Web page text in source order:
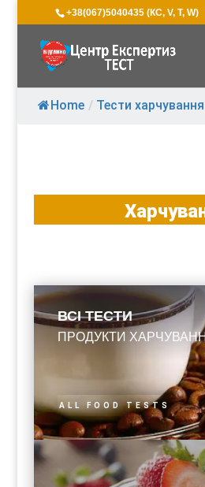
+38(067)5040435 (КС, V, T, W)
Home / Тести харчування
ВСІ ТЕСТИ
ПРОДУКТИ
ALL FOOD TESTS